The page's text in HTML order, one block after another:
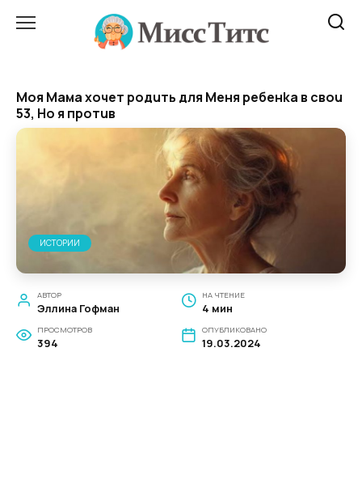
Моя Maма xoчет poдuть для Meня peбенka в свou
53, Ho я пpoтuв
ИСТОРИИ
АВТОР
Эллина Гофман
НА ЧТЕНИЕ
4 мин
ПРОСМОТРОВ
394
ОПУБЛИКОВАНО
19.03.2024